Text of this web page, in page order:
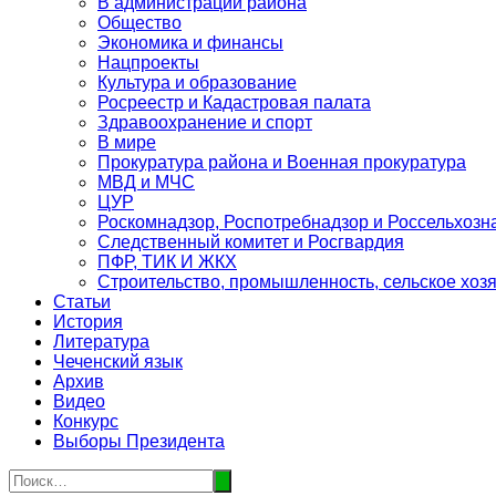
Общество
Экономика и финансы
Нацпроекты
Культура и образование
Росреестр и Кадастровая палата
Здравоохранение и спорт
В мире
Прокуратура района и Военная прокуратура
МВД и МЧС
ЦУР
Роскомнадзор, Роспотребнадзор и
Следственный комитет и Росгвардия
ПФР, ТИК И ЖКХ
Строительство, промышленность, сельское
Статьи
История
Литература
Чеченский язык
Архив
Видео
Конкурс
Выборы Президента